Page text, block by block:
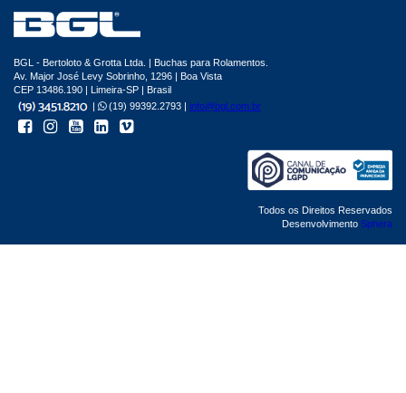
BGL - Bertoloto & Grotta Ltda. | Buchas para Rolamentos.
Av. Major José Levy Sobrinho, 1296 | Boa Vista
CEP 13486.190 | Limeira-SP | Brasil
|
(19) 99392.2793 | info@bgl.com.br
Todos os Direitos Reservados
Desenvolvimento Sphera